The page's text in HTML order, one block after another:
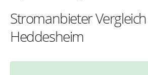
Stromanbieter
Heddesheim